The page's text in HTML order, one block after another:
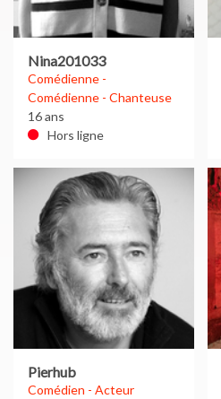
Nina201033
Comédienne -
Comédienne - Chanteuse
16 ans
Hors ligne
Pierhub
Comédien - Acteur